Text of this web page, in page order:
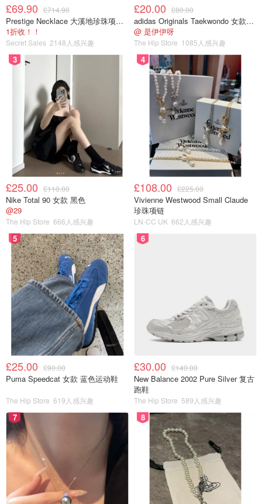
£69.90 £714.90
Prestige Necklace 大溪地珍珠项链 10-11mm
1折收！！
Secret Sales 2148人感兴趣
£20.00 £80.00
adidas Originals Taekwondo 女款黑色运动鞋
@ 是伊伊呀
The Hip Store 1085人感兴趣
3
£25.00 £110.00
Nike Total 90 女款 黑色
@29
The Hip Store 666人感兴趣
4
£108.00 £225.00
Vivienne Westwood Small Claude
珍珠项链
LN-CC UK 662人感兴趣
5
£25.00 £90.00
Puma Speedcat 女款 蓝色运动鞋
The Hip Store 619人感兴趣
6
£30.00 £140.00
New Balance 2002 Pure Silver 复古
跑鞋
The Hip Store 589人感兴趣
7 8